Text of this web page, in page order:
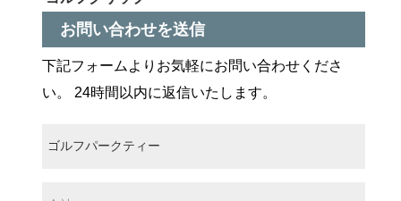
お問い合わせを送信
下記フォームよりお気軽にお問い合わせくださ
い。 24時間以内に返信いたします。